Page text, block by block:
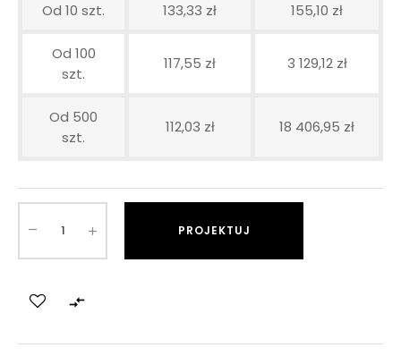
Od 10 szt. 133,33 zł 155,10 zł
Od 100
szt.
117,55 zł 3 129,12 zł
Od 500
szt.
112,03 zł 18 406,95 zł
PROJEKTUJ
